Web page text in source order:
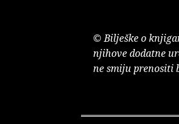
© Bilješke o
njihove dodatne
ne smiju prenositi